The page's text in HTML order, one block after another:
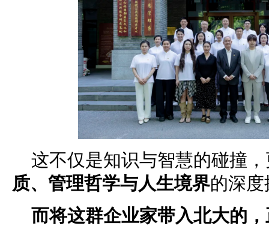
这不仅是知识与智慧的碰撞
质、管理哲学与人生境界的深
而将这群企业家带入北大的